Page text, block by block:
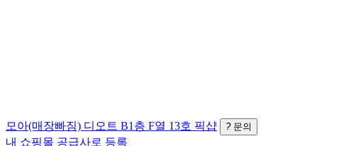
모아(매장빠짐) 디오트 B1층 F열 13호 픽샵 ? 문의
내 쇼핑몰 공급사로 등록